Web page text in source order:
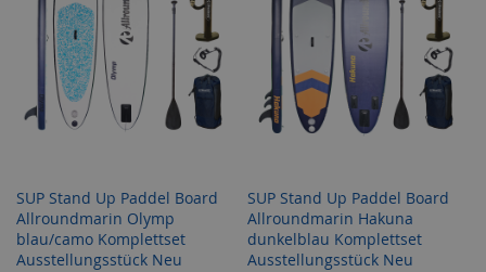
SUP Stand Up Paddel Board
Allroundmarin Olymp
blau/camo Komplettset
Ausstellungsstück Neu
SUP Stand Up Paddel Board
Allroundmarin Hakuna
dunkelblau Komplettset
Ausstellungsstück Neu